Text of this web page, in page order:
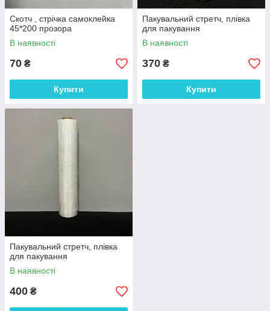
Скотч , стрічка самоклейка
45*200 прозора
В наявності
70 ₴
Купити
Пакувальний стретч, плівка
для пакування
В наявності
370 ₴
Купити
Пакувальний стретч, плівка
для пакування
В наявності
400 ₴